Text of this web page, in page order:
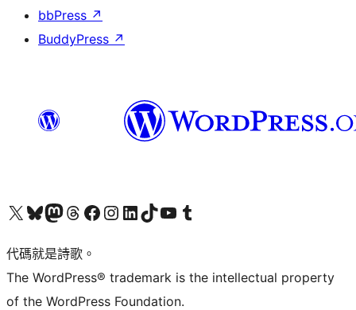
bbPress ↗
BuddyPress ↗
Visit our X (formerly Twitter) account
Visit our Bluesky account
Visit our Mastodon account
Visit our Threads account
訪問我們的 Facebook 專頁Visit our Instagram account
Visit our LinkedIn account
Visit our TikTok account
Visit our YouTube channel
Visit our Tumblr account
代碼就是詩歌。
The WordPress® trademark is the intellectual property
of the WordPress Foundation.